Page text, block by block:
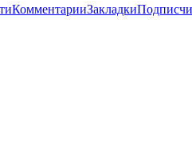
КомментарииЗакладки